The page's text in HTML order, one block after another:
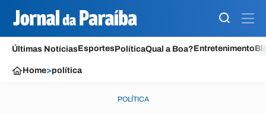
Últimas NotíciasEsportesPolíticaQual a Boa?Entretenimento
Home>política
POLÍTICA